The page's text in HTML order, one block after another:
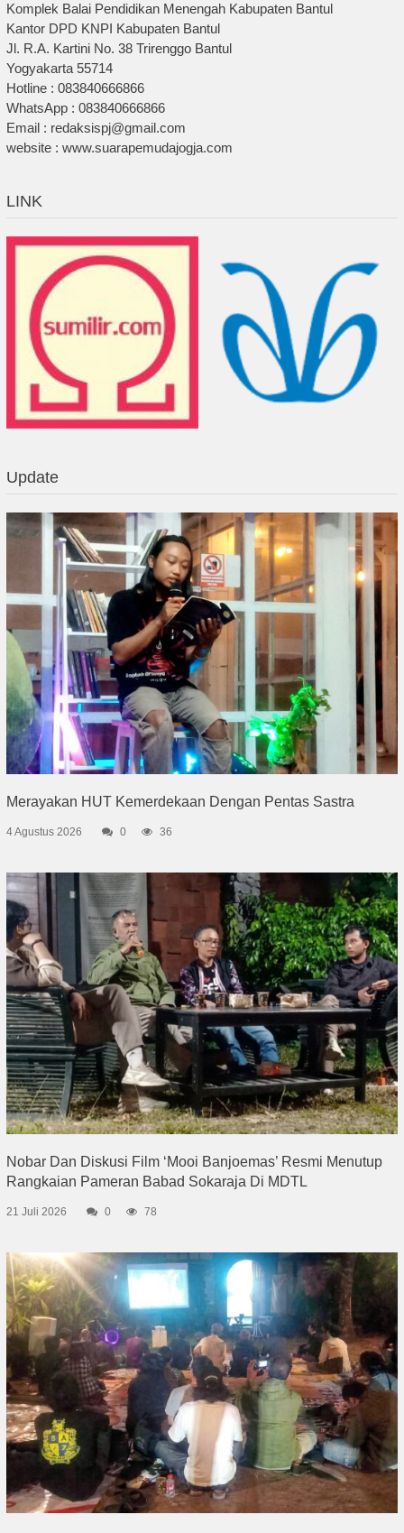
Komplek Balai Pendidikan Menengah Kabupaten Bantul
Kantor DPD KNPI Kabupaten Bantul
Jl. R.A. Kartini No. 38 Trirenggo Bantul
Yogyakarta 55714
Hotline : 083840666866
WhatsApp : 083840666866
Email : redaksispj@gmail.com
website : www.suarapemudajogja.com
LINK
Update
Merayakan HUT Kemerdekaan Dengan Pentas Sastra
4 Agustus 2026 0 36
Nobar Dan Diskusi Film ‘Mooi Banjoemas’ Resmi Menutup
Rangkaian Pameran Babad Sokaraja Di MDTL
21 Juli 2026 0 78